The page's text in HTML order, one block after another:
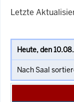
Letzte